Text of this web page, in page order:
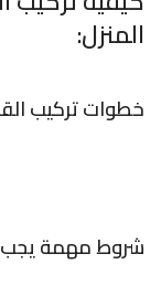
المنزل:
خطوات تركيب
شروط مهمة يجب